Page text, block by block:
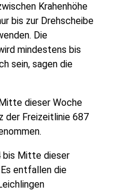
Krahenhöhe
bis zur Drehscheibe
Die
mindestens bis
sein, sagen die
dieser Woche
der Freizeitlinie 687
bis Mitte dieser
entfallen die